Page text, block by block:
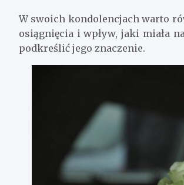
W swoich kondolencjach warto
osiągnięcia i wpływ, jaki miała
podkreślić jego znaczenie.